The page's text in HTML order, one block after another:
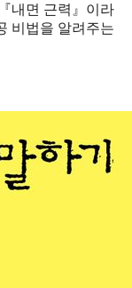
내면 근력』이라
비법을 알려주는